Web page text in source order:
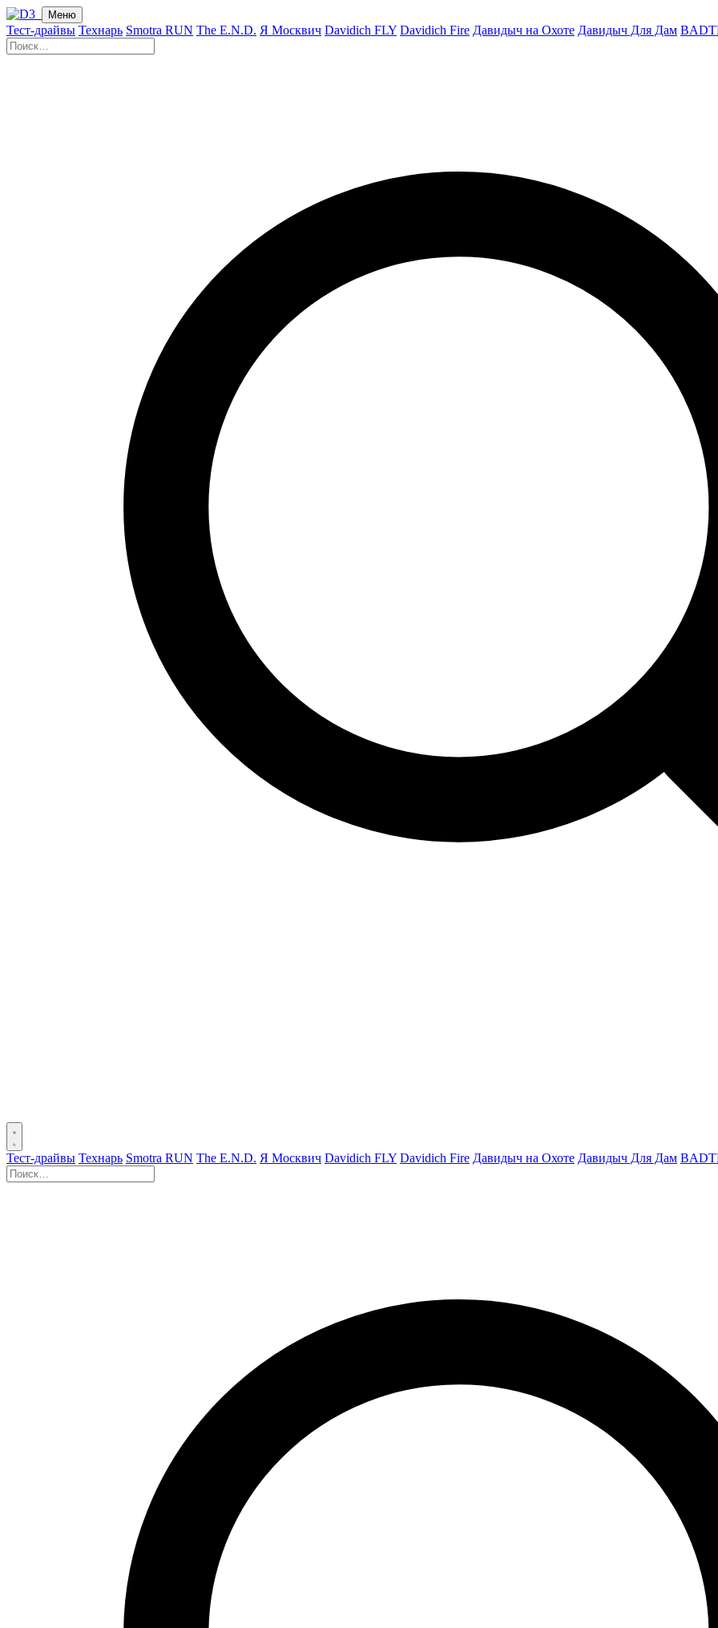
Меню
Тест-драйвы Технарь Smotra RUN The E.N.D. Я Москвич Davidich FLY Davidich Fire Давидыч на Охоте Давидыч Для Дам
Тест-драйвы Технарь Smotra RUN The E.N.D. Я Москвич Davidich FLY Davidich Fire Давидыч на Охоте Давидыч Для Дам